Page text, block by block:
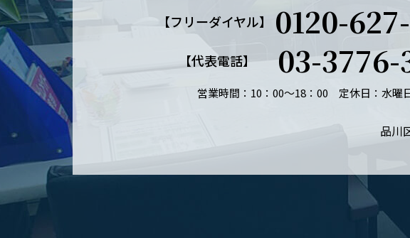
【フリーダイヤル】 0120-
【代表電話】 03-3776-
営業時間：10：00～18：00 定休日：水曜
品川